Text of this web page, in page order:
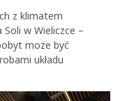
z klimatem
w Wieliczce –
może być
układu